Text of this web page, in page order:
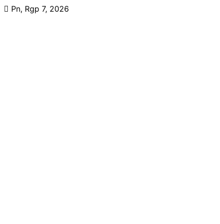
SkipPn, Rgp 7, 2026